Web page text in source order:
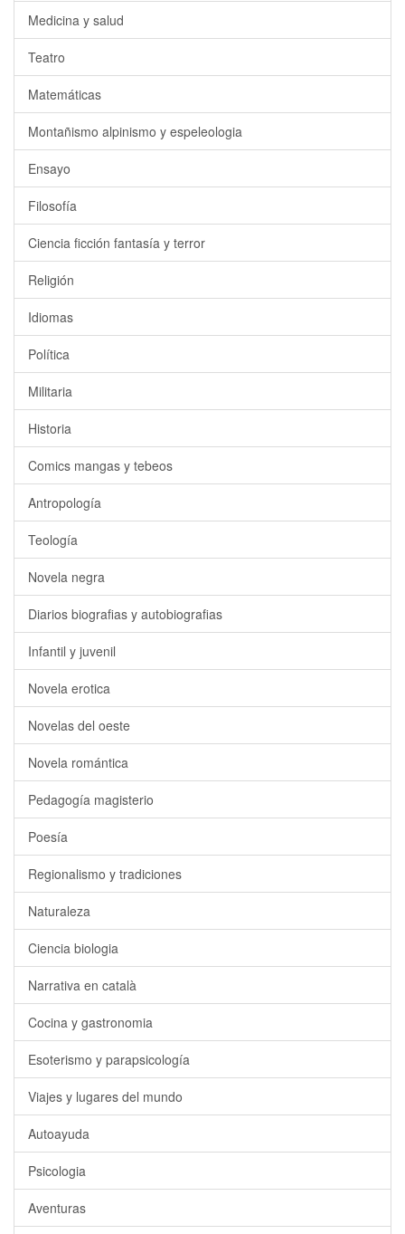
Medicina y salud
Teatro
Matemáticas
Montañismo alpinismo y espeleologia
Ensayo
Filosofía
Ciencia ficción fantasía y terror
Religión
Idiomas
Política
Militaria
Historia
Comics mangas y tebeos
Antropología
Teología
Novela negra
Diarios biografias y autobiografias
Infantil y juvenil
Novela erotica
Novelas del oeste
Novela romántica
Pedagogía magisterio
Poesía
Regionalismo y tradiciones
Naturaleza
Ciencia biologia
Narrativa en català
Cocina y gastronomia
Esoterismo y parapsicología
Viajes y lugares del mundo
Autoayuda
Psicologia
Aventuras